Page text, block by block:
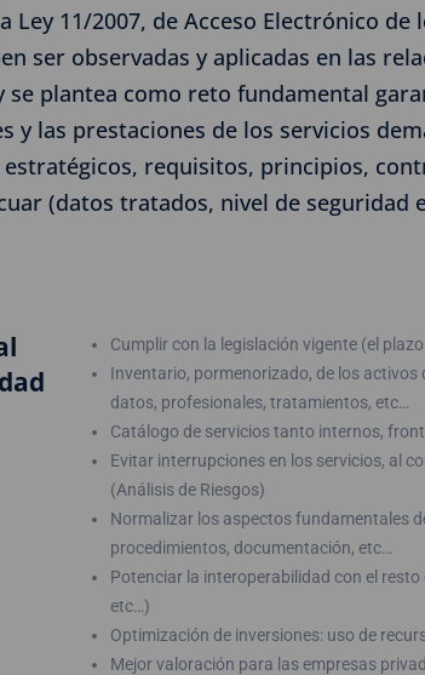
Ley 11/2007, de Acceso Electrónico
ser observadas y aplicadas en las
se plantea como reto fundamental
y las prestaciones de los servicios
requisitos, principios,
(datos tratados, nivel de seguridad
Cumplir con la legislación vigente (el
Inventario, pormenorizado, de los
datos, profesionales, tratamientos, etc…
Catálogo de servicios tanto internos,
Evitar interrupciones en los servicios, al
(Análisis de Riesgos)
Normalizar los aspectos fundamentales
procedimientos, documentación, etc…
Potenciar la interoperabilidad con el
etc…)
Optimización de inversiones: uso de
Mejor valoración para las empresas